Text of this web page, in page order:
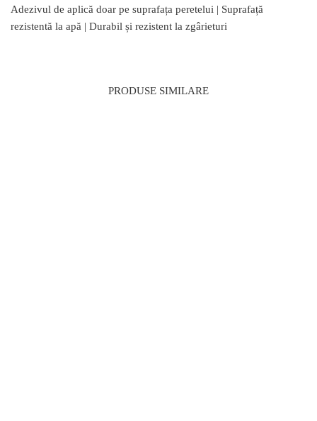
Adezivul de aplică doar pe suprafața peretelui | Suprafață
rezistentă la apă | Durabil și rezistent la zgârieturi
PRODUSE SIMILARE